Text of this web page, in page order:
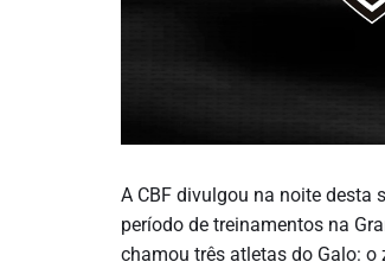
A CBF divulgou na noite desta
período de treinamentos na
chamou três atletas do Galo: o